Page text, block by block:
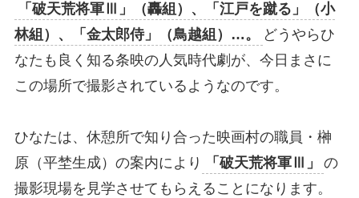
「破天荒将軍Ⅲ」（轟組）、「江戸を蹴る」（小
林組）、「金太郎侍」（鳥越組）…。
どうやらひ
なたも良く知る条映の人気時代劇が、今日まさに
この場所で撮影されているようなのです。
ひなたは、休憩所で知り合った映画村の職員・榊
原（平埜生成）の案内により
「破天荒将軍Ⅲ」
の
撮影現場を見学させてもらえることになります。